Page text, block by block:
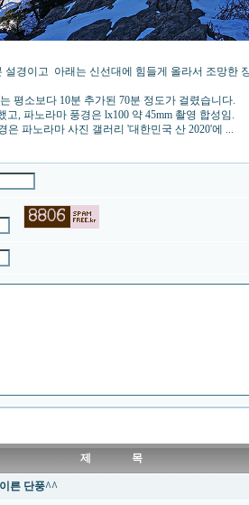
설경이고 아래는 신선대에 힘들게 올라서 조망한
평소보다 10분 추가된 70분 정도가 걸렸습니다.
, 파노라마 풍경은 lx100 약 45mm 촬영 합성임.
파노라마 사진 갤러리 '대한민국 산 2020'에 ...
제 목
른 단풍^^